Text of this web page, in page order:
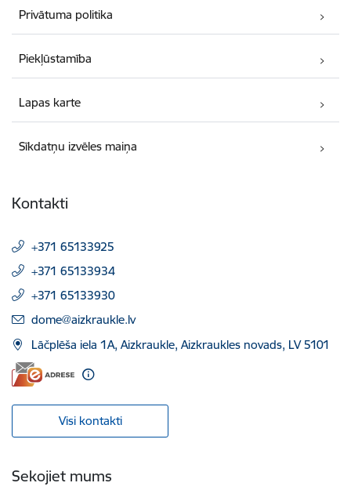
Privātuma politika
Piekļūstamība
Lapas karte
Sīkdatņu izvēles maiņa
Kontakti
+371 65133925
+371 65133934
+371 65133930
E-pasts:
dome@aizkraukle.lv
Lāčplēša iela 1A, Aizkraukle, Aizkraukles novads, LV 5101
Visi kontakti
Sekojiet mums